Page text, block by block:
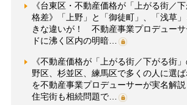
《台東区・不動産価格が「上がる街／
格差》「上野」と「御徒町」、「浅草
きな違いが！ 不動産事業プロデューサ
ドに沸く区内の明暗…
《不動産価格が「上がる街／下がる街
野区、杉並区、練馬区で多くの人に選ば
を不動産事業プロデューサーが実名解
住宅街も相続問題で…